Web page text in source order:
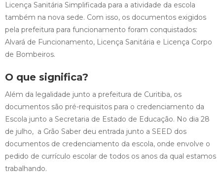
Licença Sanitária Simplificada para a atividade da escola
também na nova sede. Com isso, os documentos exigidos
pela prefeitura para funcionamento foram conquistados:
Alvará de Funcionamento, Licença Sanitária e Licença Corpo
de Bombeiros.
O que significa?
Além da legalidade junto a prefeitura de Curitiba, os
documentos são pré-requisitos para o credenciamento da
Escola junto a Secretaria de Estado de Educação. No dia 28
de julho, a Grão Saber deu entrada junto a SEED dos
documentos de credenciamento da escola, onde envolve o
pedido de currículo escolar de todos os anos da qual estamos
trabalhando.